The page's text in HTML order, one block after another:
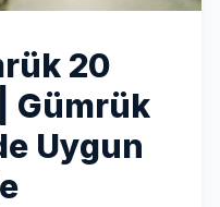
20
Gümrük
Uygun